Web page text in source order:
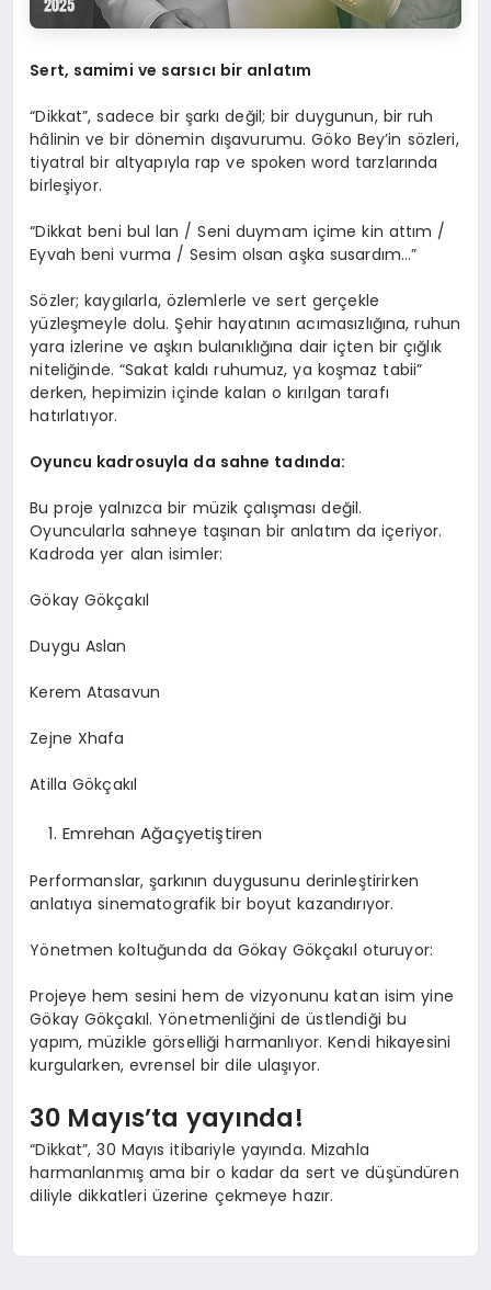
Sert, samimi ve sarsıcı bir anlatım
“Dikkat”, sadece bir şarkı değil; bir duygunun, bir ruh
hâlinin ve bir dönemin dışavurumu. Göko Bey’in sözleri,
tiyatral bir altyapıyla rap ve spoken word tarzlarında
birleşiyor.
“Dikkat beni bul lan / Seni duymam içime kin attım /
Eyvah beni vurma / Sesim olsan aşka susardım…”
Sözler; kaygılarla, özlemlerle ve sert gerçekle
yüzleşmeyle dolu. Şehir hayatının acımasızlığına, ruhun
yara izlerine ve aşkın bulanıklığına dair içten bir çığlık
niteliğinde. “Sakat kaldı ruhumuz, ya koşmaz tabii”
derken, hepimizin içinde kalan o kırılgan tarafı
hatırlatıyor.
Oyuncu kadrosuyla da sahne tadında:
Bu proje yalnızca bir müzik çalışması değil.
Oyuncularla sahneye taşınan bir anlatım da içeriyor.
Kadroda yer alan isimler:
Gökay Gökçakıl
Duygu Aslan
Kerem Atasavun
Zejne Xhafa
Atilla Gökçakıl
Emrehan Ağaçyetiştiren
Performanslar, şarkının duygusunu derinleştirirken
anlatıya sinematografik bir boyut kazandırıyor.
Yönetmen koltuğunda da Gökay Gökçakıl oturuyor:
Projeye hem sesini hem de vizyonunu katan isim yine
Gökay Gökçakıl. Yönetmenliğini de üstlendiği bu
yapım, müzikle görselliği harmanlıyor. Kendi hikayesini
kurgularken, evrensel bir dile ulaşıyor.
30 Mayıs’ta yayında!
“Dikkat”, 30 Mayıs itibariyle yayında. Mizahla
harmanlanmış ama bir o kadar da sert ve düşündüren
diliyle dikkatleri üzerine çekmeye hazır.